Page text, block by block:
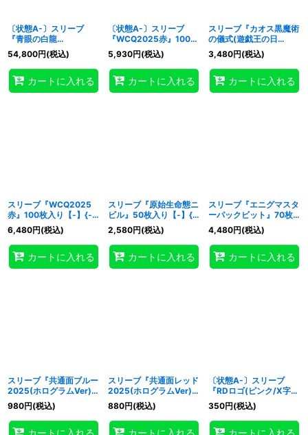
〔状態A-〕スリーブ
『青眼の白龍
(JUDGEKOREA2016)』
50枚入り【-】{-}《スリ
ーブ》
54,800円(税込)
カートに入れる
〔状態A-〕スリーブ
『WCQ2025赤』100枚
入り【-】{-}《スリー
ブ》
5,930円(税込)
カートに入れる
スリーブ『カオス黒魔術
の儀式(遊戯王の日
RD)』100枚入り【-】
{-}《スリーブ》
3,480円(税込)
カートに入れる
スリーブ『WCQ2025
赤』100枚入り【-】{-}
《スリーブ》
6,480円(税込)
カートに入れる
スリーブ『原始生命態ニ
ビル』50枚入り【-】{-}
《スリーブ》
2,580円(税込)
カートに入れる
スリーブ『エニグマスタ
ーパックビット』70枚
入り【-】{-}《スリー
ブ》
4,480円(税込)
カートに入れる
スリーブ『共通面ブルー
2025(ホログラムVer)』
70枚入り【-】{-}《スリ
ーブ》
980円(税込)
カートに入れる
スリーブ『共通面レッド
2025(ホログラムVer)』
70枚入り【-】{-}《スリ
ーブ》
880円(税込)
カートに入れる
〔状態A-〕スリーブ
『RDロゴ(ピンク/X字)
(遊戯王の日RD)』20枚
入り【-】{-}《スリー
ブ》
350円(税込)
カートに入れる